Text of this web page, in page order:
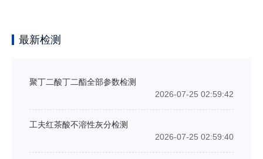
最新检测
聚丁二酸丁二酯全部参数检测
2026-07-25 02:59:42
工夫红茶酸不溶性灰分检测
2026-07-25 02:59:40